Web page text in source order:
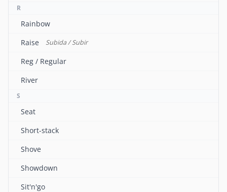
R
Rainbow
Raise
Subida / Subir
Reg / Regular
River
S
Seat
Short-stack
Shove
Showdown
Sit'n'go